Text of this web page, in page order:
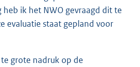
heb ik het NWO gevraagd dit te
evaluatie staat gepland voor
grote nadruk op de